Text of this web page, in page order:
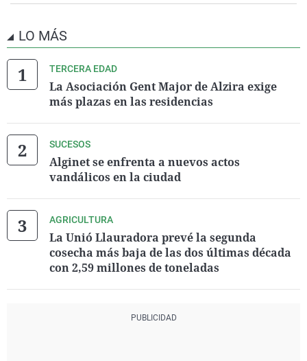
LO MÁS
TERCERA EDAD
La Asociación Gent Major de Alzira exige
más plazas en las residencias
SUCESOS
Alginet se enfrenta a nuevos actos
vandálicos en la ciudad
AGRICULTURA
La Unió Llauradora prevé la segunda
cosecha más baja de las dos últimas década
con 2,59 millones de toneladas